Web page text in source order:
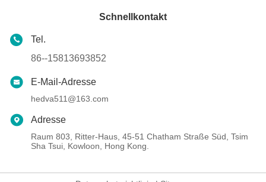
Schnellkontakt
Tel.
86--15813693852
E-Mail-Adresse
hedva511@163.com
Adresse
Raum 803, Ritter-Haus, 45-51 Chatham Straße Süd, Tsim
Sha Tsui, Kowloon, Hong Kong.